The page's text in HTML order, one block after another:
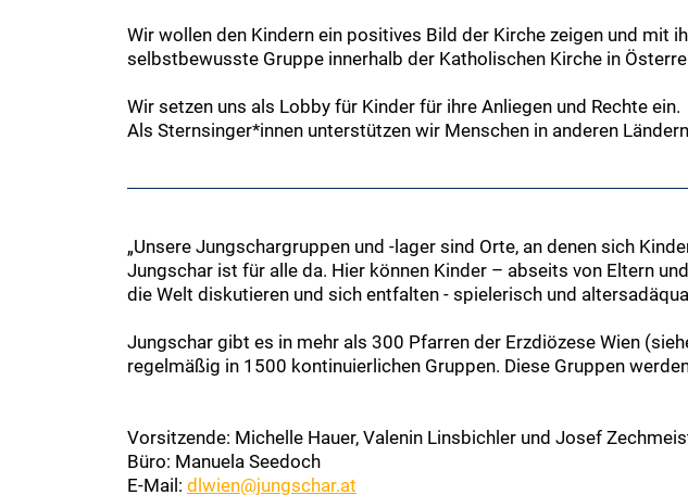
Wir wollen den Kindern ein positives Bild der Kirche zeigen und mit
selbstbewusste Gruppe innerhalb der Katholischen Kirche in
Wir setzen uns als Lobby für Kinder für ihre Anliegen und Rechte ein.
Als Sternsinger*innen unterstützen wir Menschen in anderen
„Unsere Jungschargruppen und -lager sind Orte, an denen sich
Jungschar ist für alle da. Hier können Kinder – abseits von Eltern
die Welt diskutieren und sich entfalten - spielerisch und
Jungschar gibt es in mehr als 300 Pfarren der Erzdiözese Wien
regelmäßig in 1500 kontinuierlichen Gruppen. Diese Gruppen
Vorsitzende: Michelle Hauer, Valenin Linsbichler und Josef
Büro: Manuela Seedoch
E-Mail: dlwien@jungschar.at